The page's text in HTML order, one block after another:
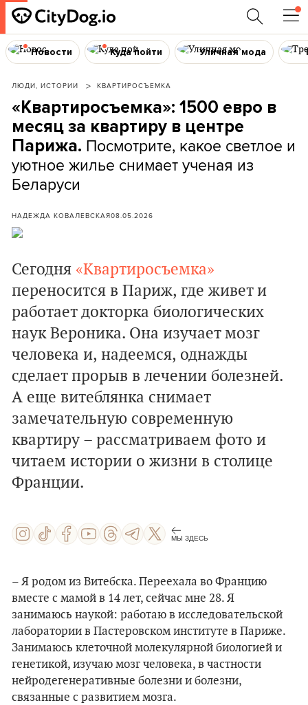
Новости Куда пойти Уличная мода
ЛЮДИ, ИСТОРИИ КВАРТИРОСЪЕМКА
«Квартиросъемка»: 1500 евро в
месяц за квартиру в центре
Парижа. Посмотрите, какое светлое и
уютное жилье снимает ученая из
Беларуси
НАДЕЖДА КОВАЛЕВСКАЯ08.05.2026
Сегодня «Квартиросъемка»
переносится в Париж, где живет и
работает докторка биологических
наук Вероника. Она изучает мозг
человека и, надеемся, однажды
сделает прорыв в лечении болезней.
А еще витеблянка снимает
замечательную современную
квартиру – рассматриваем фото и
читаем истории о жизни в столице
Франции.
МЫ ЗДЕСЬ
– Я родом из Витебска. Переехала во Францию
вместе с мамой в 14 лет, сейчас мне 28. Я
занимаюсь наукой: работаю в исследовательской
лаборатории в Пастеровском институте в Париже.
Занимаюсь клеточной молекулярной биологией и
генетикой, изучаю мозг человека, в частности
нейродегенеративные болезни и болезни,
связанные с развитием мозга.